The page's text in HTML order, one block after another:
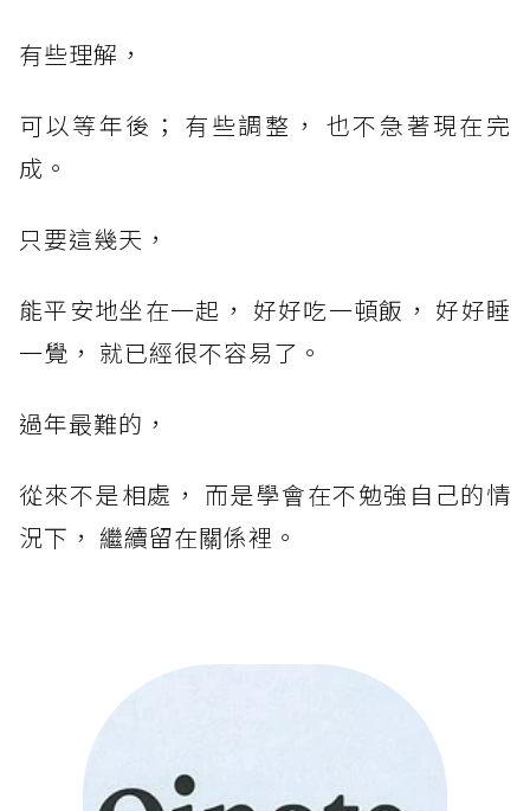
有些理解，
可以等年後； 有些調整， 也不急著現在完
成。
只要這幾天，
能平安地坐在一起， 好好吃一頓飯， 好好睡
一覺， 就已經很不容易了。
過年最難的，
從來不是相處， 而是學會在不勉強自己的情
況下， 繼續留在關係裡。